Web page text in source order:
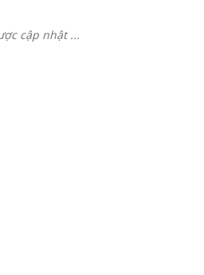
cập nhật ...